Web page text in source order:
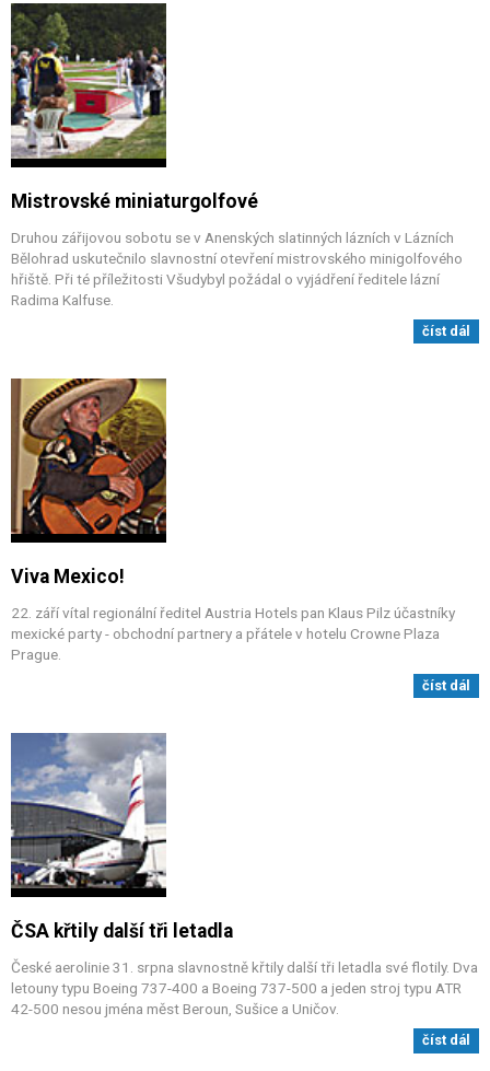
Mistrovské miniaturgolfové
Druhou zářijovou sobotu se v Anenských slatinných lázních v Lázních
Bělohrad uskutečnilo slavnostní otevření mistrovského minigolfového
hřiště. Při té příležitosti Všudybyl požádal o vyjádření ředitele lázní
Radima Kalfuse.
číst dál
Viva Mexico!
22. září vítal regionální ředitel Austria Hotels pan Klaus Pilz účastníky
mexické party - obchodní partnery a přátele v hotelu Crowne Plaza
Prague.
číst dál
ČSA křtily další tři letadla
České aerolinie 31. srpna slavnostně křtily další tři letadla své flotily. Dva
letouny typu Boeing 737-400 a Boeing 737-500 a jeden stroj typu ATR
42-500 nesou jména měst Beroun, Sušice a Uničov.
číst dál